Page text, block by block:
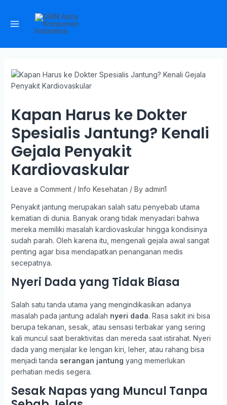
Kapan Harus ke Dokter
Spesialis Jantung? Kenali
Gejala Penyakit
Kardiovaskular
Leave a Comment / Info Kesehatan / By admin1
Penyakit jantung merupakan salah satu penyebab utama
kematian di dunia. Banyak orang tidak menyadari bahwa
mereka memiliki masalah kardiovaskular hingga kondisinya
sudah parah. Oleh karena itu, mengenali gejala awal sangat
penting agar bisa mendapatkan penanganan medis
secepatnya.
Nyeri Dada yang Tidak Biasa
Salah satu tanda utama yang mengindikasikan adanya
masalah pada jantung adalah nyeri dada. Rasa sakit ini bisa
berupa tekanan, sesak, atau sensasi terbakar yang sering
kali muncul saat beraktivitas dan mereda saat istirahat. Nyeri
dada yang menjalar ke lengan kiri, leher, atau rahang bisa
menjadi tanda serangan jantung yang memerlukan
perhatian medis segera.
Sesak Napas yang Muncul Tanpa